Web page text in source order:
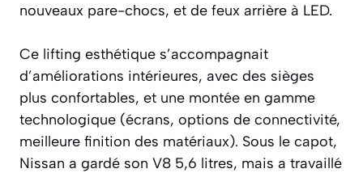
nouveaux pare-chocs, et de feux arrière à LED.
Ce lifting esthétique s’accompagnait
d’améliorations intérieures, avec des sièges
plus confortables, et une montée en gamme
technologique (écrans, options de connectivité,
meilleure finition des matériaux). Sous le capot,
Nissan a gardé son V8 5,6 litres, mais a travaillé